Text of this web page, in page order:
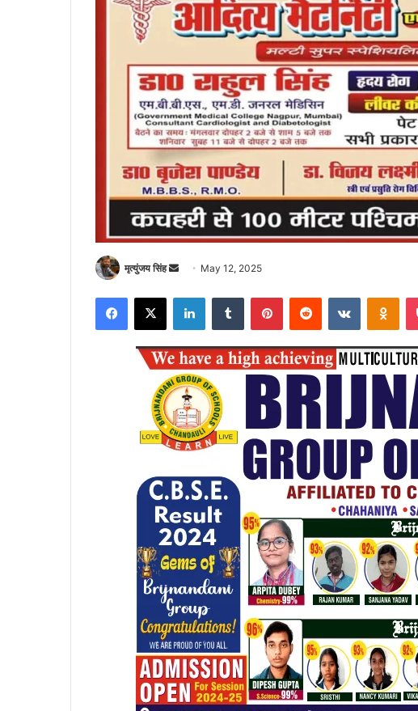
मृत्युंजय सिंह
Send
email
May 12, 2025
Facebook
X LinkedInTumblr PinterestReddit VKontakte